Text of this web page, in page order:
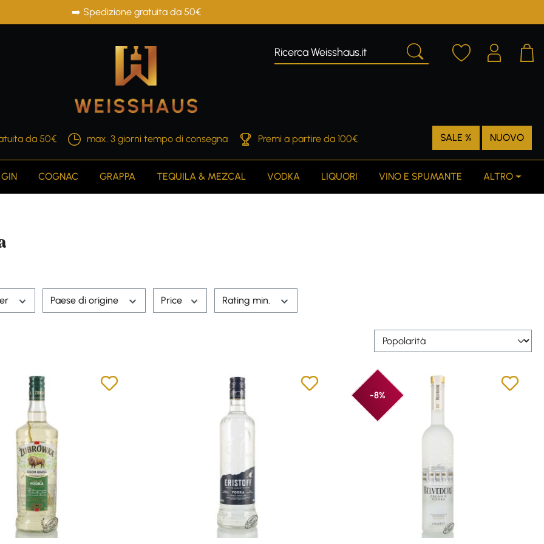
➡️ Spedizione gratuita da 50€
da 50€ max. 3 giorni tempo di consegna Premi a partire da 100€ SALE % NUOVO
GIN COGNAC GRAPPA TEQUILA & MEZCAL VODKA LIQUORI VINO E SPUMANTE ALTRO
Paese di origine Price Rating min.
-8%